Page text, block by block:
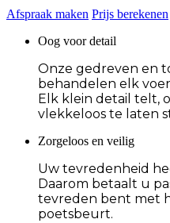
Afspraak maken Prijs berekenen
Oog voor detail
Onze gedreven en
behandelen elk
Elk klein detail telt,
vlekkeloos te laten
Zorgeloos en veilig
Uw tevredenheid
Daarom betaalt u
tevreden bent met
poetsbeurt.